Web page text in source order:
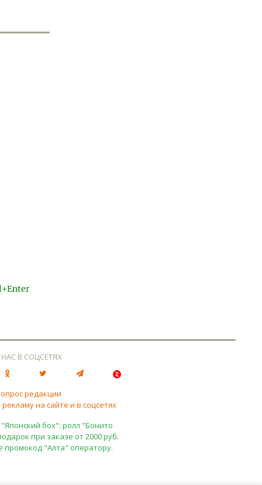
В СОЦСЕТЯХ
редакции
на сайте и в соцсетях
бох": ролл "Бонито
при заказе от 2000 руб.
промокод "Алта" оператору.